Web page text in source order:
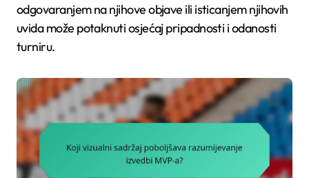
odgovaranjem na njihove objave ili isticanjem njihovih
uvida može potaknuti osjećaj pripadnosti i odanosti
turniru.